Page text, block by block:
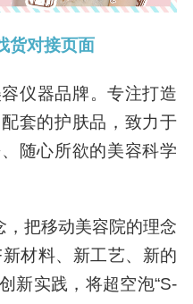
货对接页面
仪器品牌。专注打造
套的护肤品，致力于
随心所欲的美容科学
，把移动美容院的理念
材料、新工艺、新的
新实践，将超空泡“S-